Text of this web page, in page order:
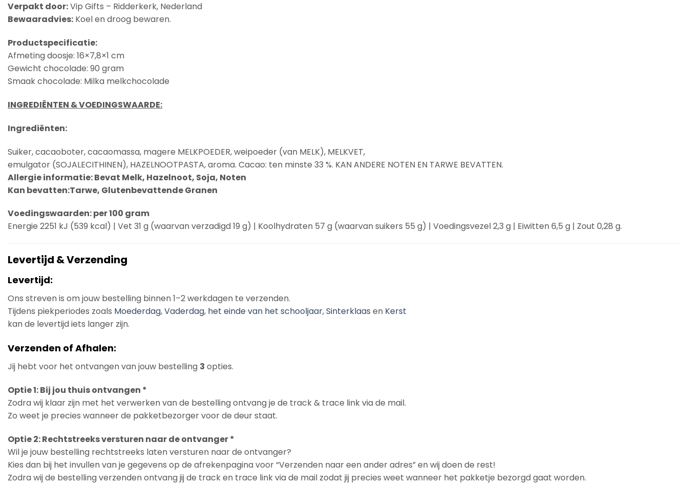
Verpakt door:Vip Gifts – Ridderkerk, Nederland
Bewaaradvies: Koel en droog bewaren.
Productspecificatie:
Afmeting doosje: 16×7,8×1 cm
Gewicht chocolade: 90 gram
Smaak chocolade: Milka melkchocolade
INGREDIËNTEN & VOEDINGSWAARDE:
Ingrediënten:
Suiker, cacaoboter, cacaomassa, magere MELKPOEDER, weipoeder (van MELK), MELKVET,
emulgator (SOJALECITHINEN), HAZELNOOTPASTA, aroma. Cacao: ten minste 33 %. KAN ANDERE NOTEN EN TARWE BEVATTEN.
Allergie informatie:Bevat Melk, Hazelnoot, Soja, Noten
Kan bevatten:Tarwe, Glutenbevattende Granen
Voedingswaarden: per 100 gram
Energie 2251 kJ (539 kcal) | Vet 31 g (waarvan verzadigd 19 g) | Koolhydraten 57 g (waarvan suikers 55 g) | Voedingsvezel 2,3 g | Eiwitten 6,5 g | Zout 0,28 g.
Levertijd & Verzending
Levertijd:
Ons streven is om jouw bestelling binnen 1–2 werkdagen te verzenden.
Tijdens piekperiodes zoals Moederdag,Vaderdag, het einde van het schooljaar,Sinterklaas en Kerst
kan de levertijd iets langer zijn.
Verzenden of Afhalen:
Jij hebt voor het ontvangen van jouw bestelling 3 opties.
Optie 1: Bij jou thuis ontvangen *
Zodra wij klaar zijn met het verwerken van de bestelling ontvang je de track & trace link via de mail.
Zo weet je precies wanneer de pakketbezorger voor de deur staat.
Optie 2: Rechtstreeks versturen naar de ontvanger *
Wil je jouw bestelling rechtstreeks laten versturen naar de ontvanger?
Kies dan bij het invullen van je gegevens op de afrekenpagina voor “Verzenden naar een ander adres” en wij doen de rest!
Zodra wij de bestelling verzenden ontvang jij de track en trace link via de mail zodat jij precies weet wanneer het pakketje bezorgd gaat worden.